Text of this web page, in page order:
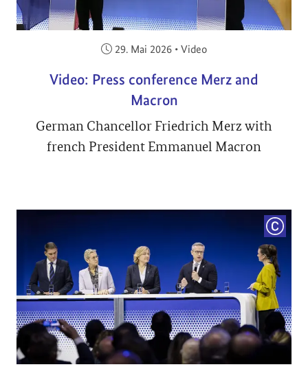
Veröffentlicht am:
29. Mai 2026 • Video
Video: Press conference Merz and
Macron
German Chancellor Friedrich Merz with
french President Emmanuel Macron